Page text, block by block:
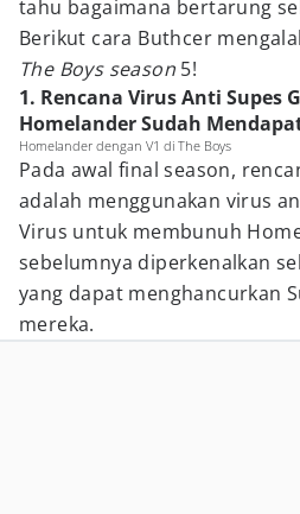
tahu bagaimana bertarung
Berikut cara Buthcer
The Boys season 5!
1. Rencana Virus Anti Supes
Homelander Sudah
Homelander dengan V1 di The Boys
Pada awal final season,
adalah menggunakan virus
Virus untuk membunuh
sebelumnya diperkenalkan
yang dapat menghancurkan
mereka.